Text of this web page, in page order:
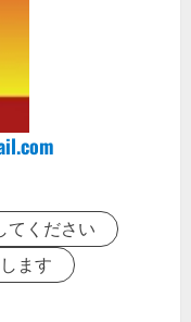
てください
ます